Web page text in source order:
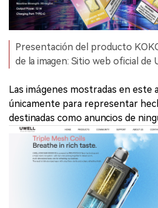
Presentación del producto
de la imagen: Sitio web oficial de
Las imágenes mostradas en este
únicamente para representar
destinadas como anuncios de